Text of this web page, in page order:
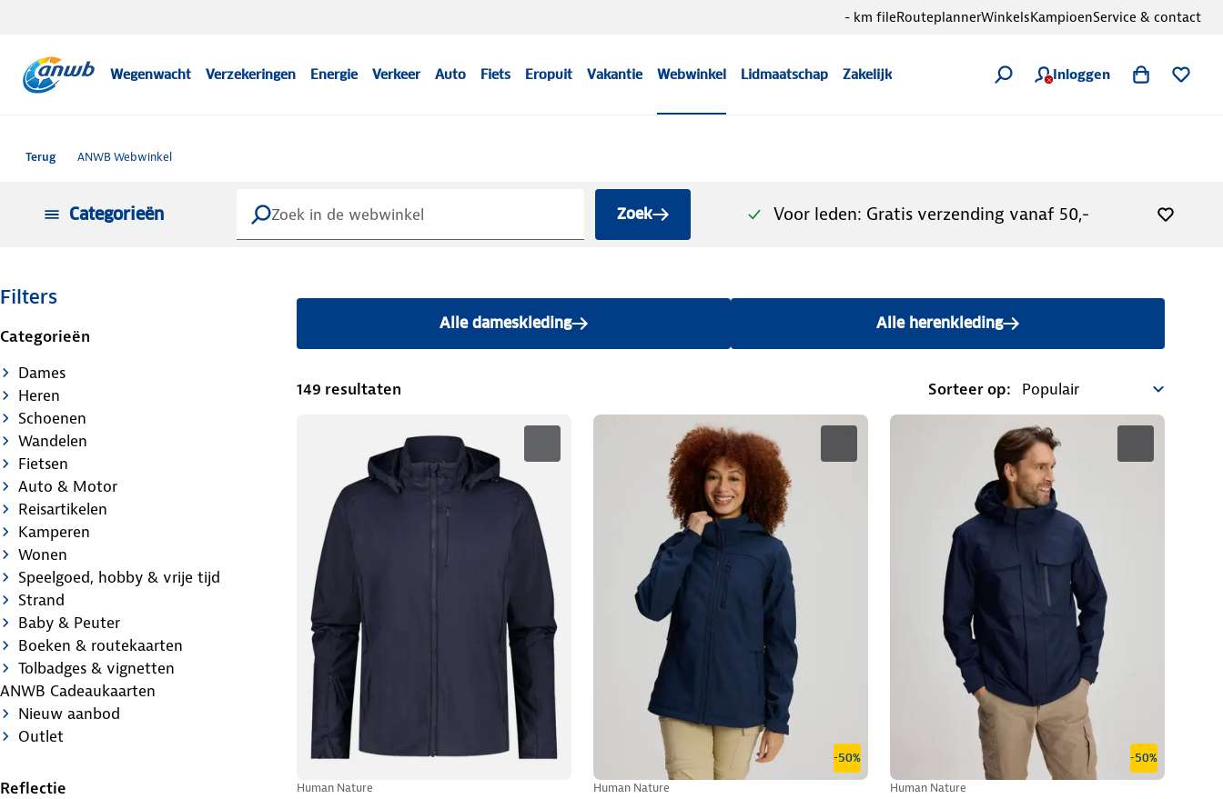
Wegenwacht Verzekeringen Energie Verkeer Auto Fiets Eropuit Vakantie Webwinkel Lidmaatschap Zakelijk Inloggen
- km fileRouteplannerWinkelsKampioenService & contact
Terug ANWB Webwinkel
Categorieën Zoek Voor leden: Gratis verzending vanaf 50,-
Filters
Categorieën
Dames
Heren
Schoenen
Wandelen
Fietsen
Auto & Motor
Reisartikelen
Kamperen
Wonen
Speelgoed, hobby & vrije tijd
Strand
Baby & Peuter
Boeken & routekaarten
Tolbadges & vignetten
ANWB Cadeaukaarten
Nieuw aanbod
Outlet
Reflectie
Alle dameskleding Alle herenkleding
149 resultaten Sorteer op:
Human Nature
-50%
Human Nature
-50%
Human Nature